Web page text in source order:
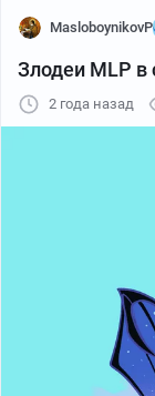
MasloboynikovP
Злодеи MLP в
2 года назад